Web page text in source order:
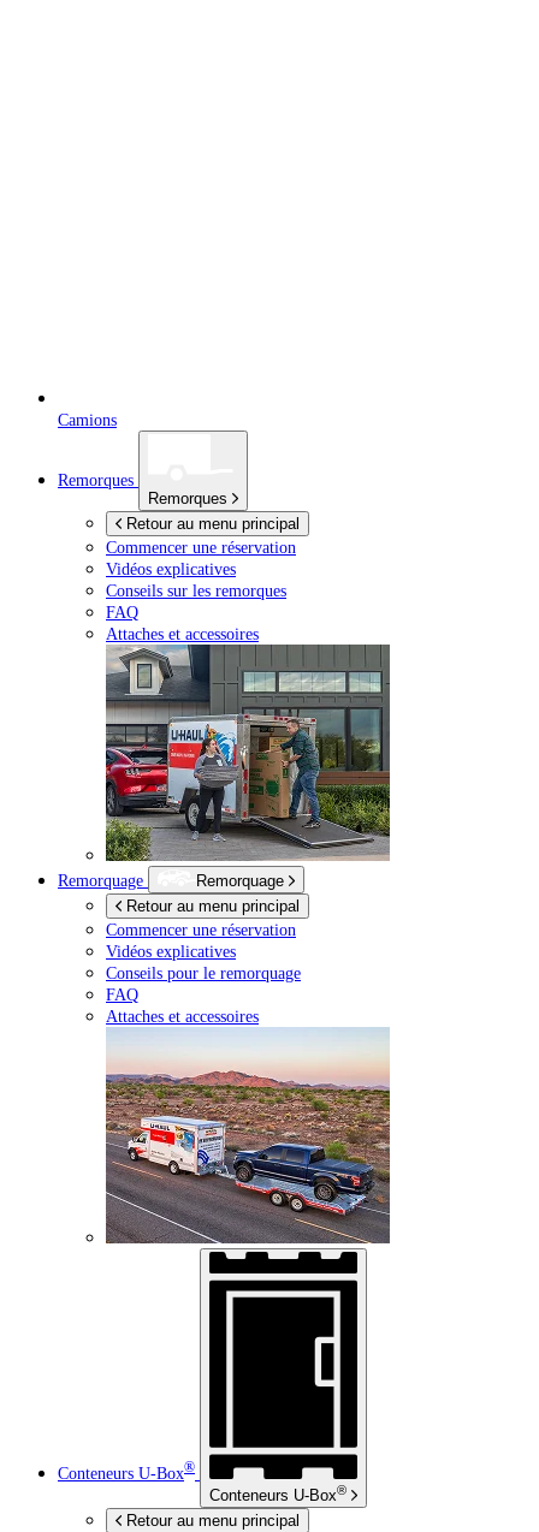
Camions
Remorques
Remorques
Retour au menu principal
Commencer une réservation
Vidéos explicatives
Conseils sur les remorques
FAQ
Attaches et accessoires
Remorquage
Remorquage
Retour au menu principal
Commencer une réservation
Vidéos explicatives
Conseils pour le remorquage
FAQ
Attaches et accessoires
Conteneurs U-Box®
Conteneurs U-Box®
Retour au menu principal